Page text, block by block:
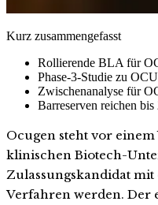
Kurz zusammengefasst
Rollierende BLA für
Phase-3-Studie zu
Zwischenanalyse für
Barreserven reichen bis
Ocugen steht vor
klinischen Biotech-
Zulassungskandidat
Verfahren werden. Der